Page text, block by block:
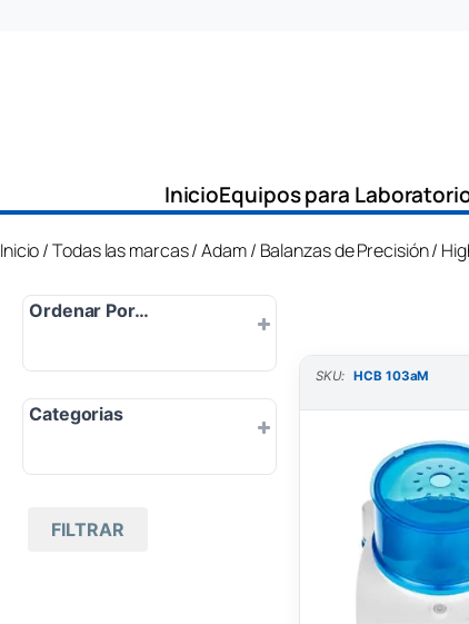
InicioEquipos para
Inicio/Todas las marcas/Adam/ Balanzas de Precisión/
Ordenar Por…
Popularidad
Más nuevo
Categorias
Todas las marcas
FILTRAR
SKU: HCB 103aM